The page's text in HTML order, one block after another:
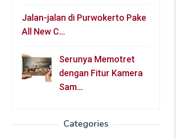
Jalan-jalan di Purwokerto Pake
All New C…
Serunya Memotret
dengan Fitur Kamera
Sam…
Categories